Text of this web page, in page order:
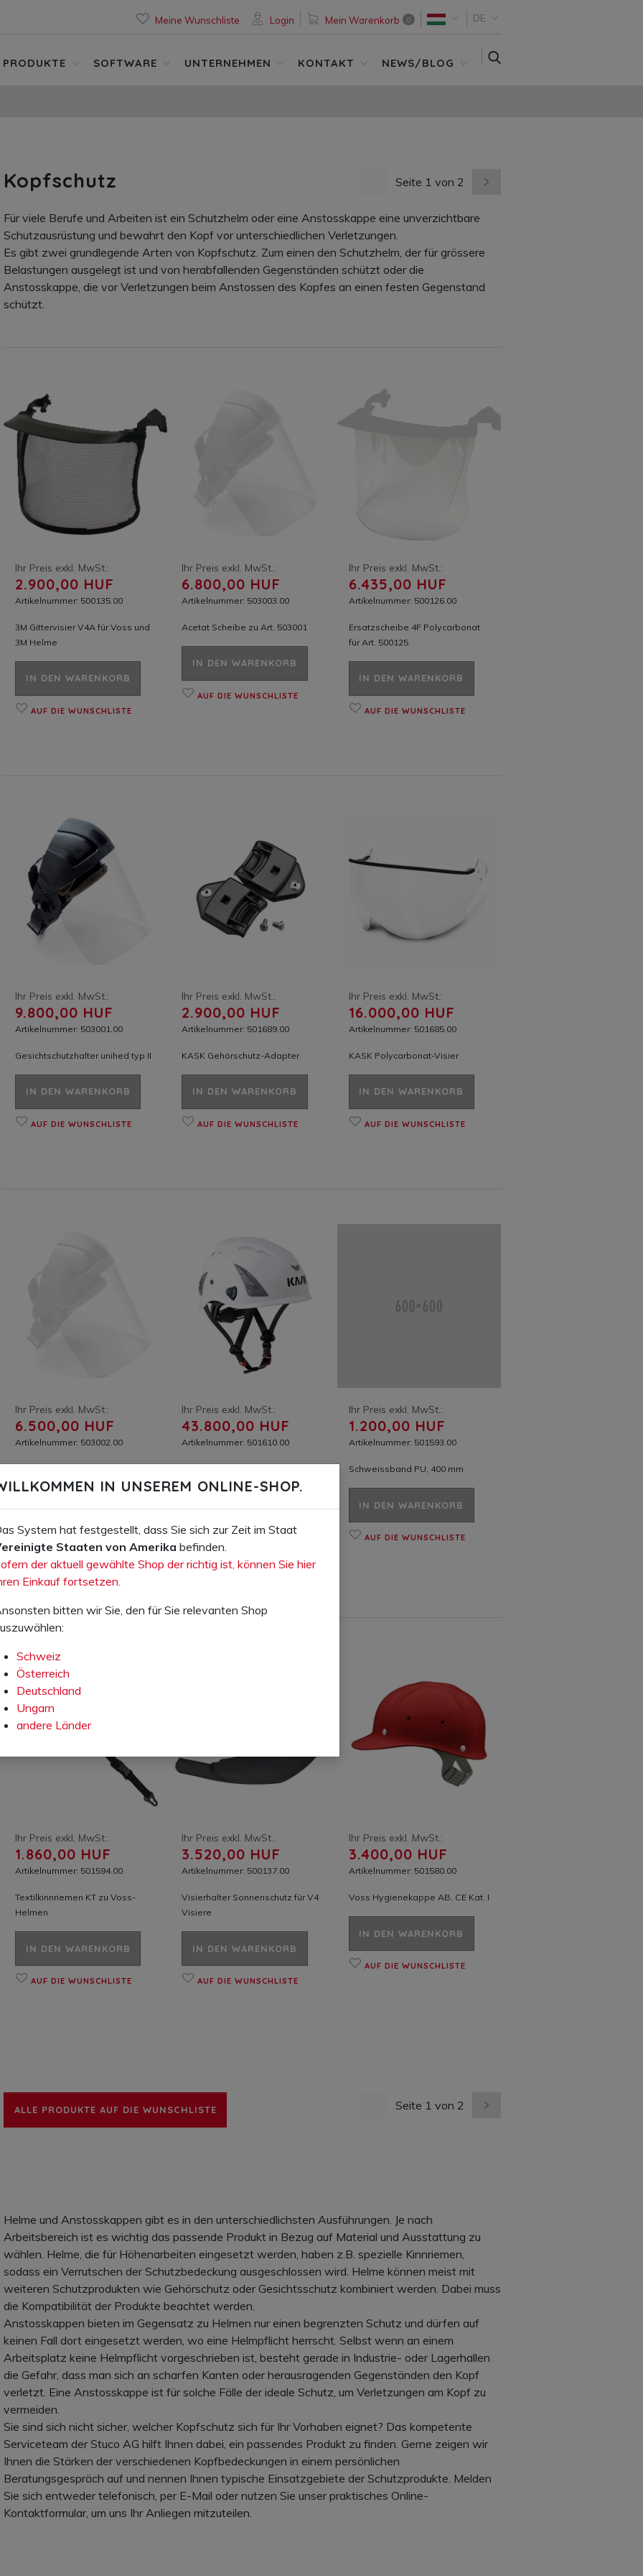
Meine Wunschliste Login Mein Warenkorb 0 DE
PRODUKTE SOFTWARE UNTERNEHMEN KONTAKT NEWS/BLOG
Kopfschutz
Seite 1 von 2
Für viele Berufe und Arbeiten ist ein Schutzhelm oder eine Anstosskappe eine unverzichtbare
Schutzausrüstung und bewahrt den Kopf vor unterschiedlichen Verletzungen.
Es gibt zwei grundlegende Arten von Kopfschutz. Zum einen den Schutzhelm, der für grössere
Belastungen ausgelegt ist und von herabfallenden Gegenständen schützt oder die
Anstosskappe, die vor Verletzungen beim Anstossen des Kopfes an einen festen Gegenstand
schützt.
Ihr Preis exkl. MwSt.:
2.900,00 HUF
Artikelnummer: 500135.00
3M Gittervisier V4A für Voss und
3M Helme
IN DEN WARENKORB
AUF DIE WUNSCHLISTE
Ihr Preis exkl. MwSt.:
6.800,00 HUF
Artikelnummer: 503003.00
Acetat Scheibe zu Art. 503001
IN DEN WARENKORB
AUF DIE WUNSCHLISTE
Ihr Preis exkl. MwSt.:
6.435,00 HUF
Artikelnummer: 500126.00
Ersatzscheibe 4F Polycarbonat
für Art. 500125
IN DEN WARENKORB
AUF DIE WUNSCHLISTE
Ihr Preis exkl. MwSt.:
9.800,00 HUF
Artikelnummer: 503001.00
Gesichtschutzhalter unihed typ II
IN DEN WARENKORB
AUF DIE WUNSCHLISTE
Ihr Preis exkl. MwSt.:
2.900,00 HUF
Artikelnummer: 501689.00
KASK Gehörschutz-Adapter
IN DEN WARENKORB
AUF DIE WUNSCHLISTE
Ihr Preis exkl. MwSt.:
16.000,00 HUF
Artikelnummer: 501685.00
KASK Polycarbonat-Visier
IN DEN WARENKORB
AUF DIE WUNSCHLISTE
Ihr Preis exkl. MwSt.:
6.500,00 HUF
Artikelnummer: 503002.00
503001
AUF DIE WUNSCHLISTE
Ihr Preis exkl. MwSt.:
43.800,00 HUF
Artikelnummer: 501610.00
AQ,
AUF DIE WUNSCHLISTE
Ihr Preis exkl. MwSt.:
1.200,00 HUF
Artikelnummer: 501593.00
Schweissband PU, 400 mm
IN DEN WARENKORB
AUF DIE WUNSCHLISTE
Ihr Preis exkl. MwSt.:
1.860,00 HUF
Artikelnummer: 501594.00
Textilkinnriemen KT zu Voss-
Helmen
IN DEN WARENKORB
AUF DIE WUNSCHLISTE
Ihr Preis exkl. MwSt.:
3.520,00 HUF
Artikelnummer: 500137.00
Visierhalter Sonnenschutz für V4
Visiere
IN DEN WARENKORB
AUF DIE WUNSCHLISTE
Ihr Preis exkl. MwSt.:
3.400,00 HUF
Artikelnummer: 501580.00
Voss Hygienekappe AB, CE Kat. I
IN DEN WARENKORB
AUF DIE WUNSCHLISTE
ALLE PRODUKTE AUF DIE WUNSCHLISTE
Seite 1 von 2
Helme und Anstosskappen gibt es in den unterschiedlichsten Ausführungen. Je nach
Arbeitsbereich ist es wichtig das passende Produkt in Bezug auf Material und Ausstattung zu
wählen. Helme, die für Höhenarbeiten eingesetzt werden, haben z.B. spezielle Kinnriemen,
sodass ein Verrutschen der Schutzbedeckung ausgeschlossen wird. Helme können meist mit
weiteren Schutzprodukten wie Gehörschutz oder Gesichtsschutz kombiniert werden. Dabei muss
die Kompatibilität der Produkte beachtet werden.
Anstosskappen bieten im Gegensatz zu Helmen nur einen begrenzten Schutz und dürfen auf
keinen Fall dort eingesetzt werden, wo eine Helmpflicht herrscht. Selbst wenn an einem
Arbeitsplatz keine Helmpflicht vorgeschrieben ist, besteht gerade in Industrie- oder Lagerhallen
die Gefahr, dass man sich an scharfen Kanten oder herausragenden Gegenständen den Kopf
verletzt. Eine Anstosskappe ist für solche Fälle der ideale Schutz, um Verletzungen am Kopf zu
vermeiden.
Sie sind sich nicht sicher, welcher Kopfschutz sich für Ihr Vorhaben eignet? Das kompetente
Serviceteam der Stuco AG hilft Ihnen dabei, ein passendes Produkt zu finden. Gerne zeigen wir
Ihnen die Stärken der verschiedenen Kopfbedeckungen in einem persönlichen
Beratungsgespräch auf und nennen Ihnen typische Einsatzgebiete der Schutzprodukte. Melden
Sie sich entweder telefonisch, per E-Mail oder nutzen Sie unser praktisches Online-
Kontaktformular, um uns Ihr Anliegen mitzuteilen.
IN UNSEREM ONLINE-SHOP.
System hat festgestellt, dass Sie sich zur Zeit im Staat
Staaten von Amerika befinden.
der aktuell gewählte Shop der richtig ist, können Sie hier
Einkauf fortsetzen.
bitten wir Sie, den für Sie relevanten Shop
Schweiz
Österreich
Deutschland
Ungarn
andere Länder